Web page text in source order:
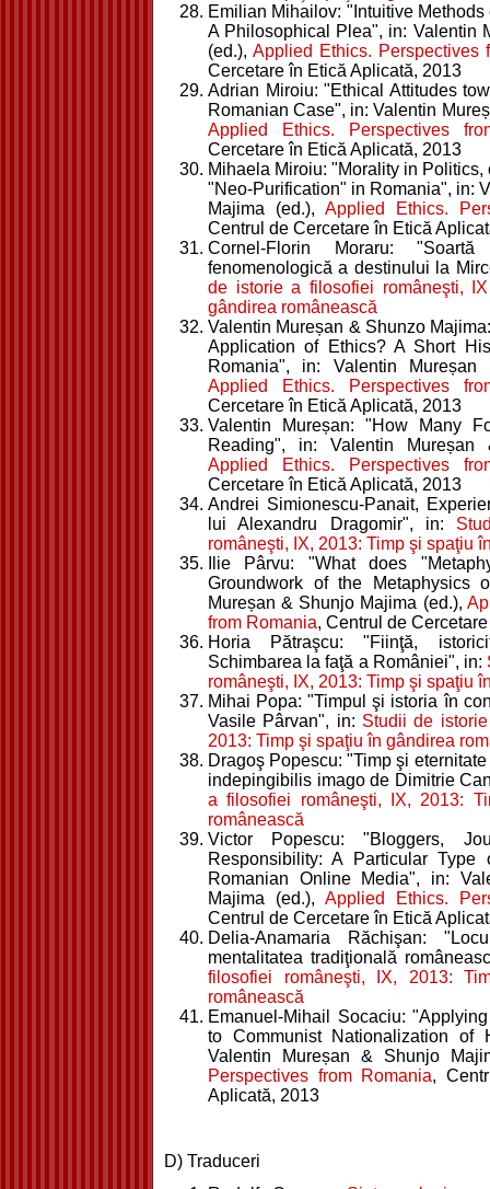
Emilian Mihailov: "Intuitive
A Philosophical Plea", in: Valentin
(ed.), Applied Ethics. Perspectives
Cercetare în Etică Aplicată, 2013
Adrian Miroiu: "Ethical Attitudes
Romanian Case", in: Valentin
Applied Ethics. Perspectives
Cercetare în Etică Aplicată, 2013
Mihaela Miroiu: "Morality in
"Neo-Purification" in Romania", in:
Majima (ed.), Applied Ethics.
Centrul de Cercetare în Etică
Cornel-Florin Moraru:
fenomenologică a destinului la
de istorie a filosofiei româneşti,
gândirea românească
Valentin Mureșan & Shunzo
Application of Ethics? A Short
Romania", in: Valentin
Applied Ethics. Perspectives
Cercetare în Etică Aplicată, 2013
Valentin Mureșan: "How Many
Reading", in: Valentin
Applied Ethics. Perspectives
Cercetare în Etică Aplicată, 2013
Andrei Simionescu-Panait,
lui Alexandru Dragomir", in:
româneşti, IX, 2013: Timp şi spaţiu
Ilie Pârvu: "What does
Groundwork of the Metaphysics
Mureșan & Shunjo Majima (ed.),
from Romania, Centrul de
Horia Pătraşcu: "Fiinţă,
Schimbarea la faţă a României", in:
româneşti, IX, 2013: Timp şi spaţiu
Mihai Popa: "Timpul şi istoria în
Vasile Pârvan", in: Studii de
2013: Timp şi spaţiu în gândirea
Dragoş Popescu: "Timp şi
indepingibilis imago de Dimitrie
a filosofiei româneşti, IX, 2013:
românească
Victor Popescu: "Bloggers,
Responsibility: A Particular
Romanian Online Media", in:
Majima (ed.), Applied Ethics.
Centrul de Cercetare în Etică
Delia-Anamaria Răchişan:
mentalitatea tradiţională
filosofiei româneşti, IX, 2013:
românească
Emanuel-Mihail Socaciu:
to Communist Nationalization of
Valentin Mureșan & Shunjo
Perspectives from Romania,
Aplicată, 2013
D) Traduceri